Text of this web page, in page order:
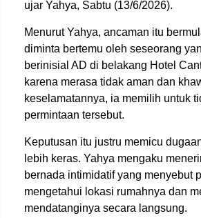
ujar Yahya, Sabtu (13/6/2026).
Menurut Yahya, ancaman itu
diminta bertemu oleh seseorang
berinisial AD di belakang Hotel
karena merasa tidak aman dan
keselamatannya, ia memilih untuk
permintaan tersebut.
Keputusan itu justru memicu
lebih keras. Yahya mengaku
bernada intimidatif yang menyebut
mengetahui lokasi rumahnya dan
mendatanginya secara langsung.